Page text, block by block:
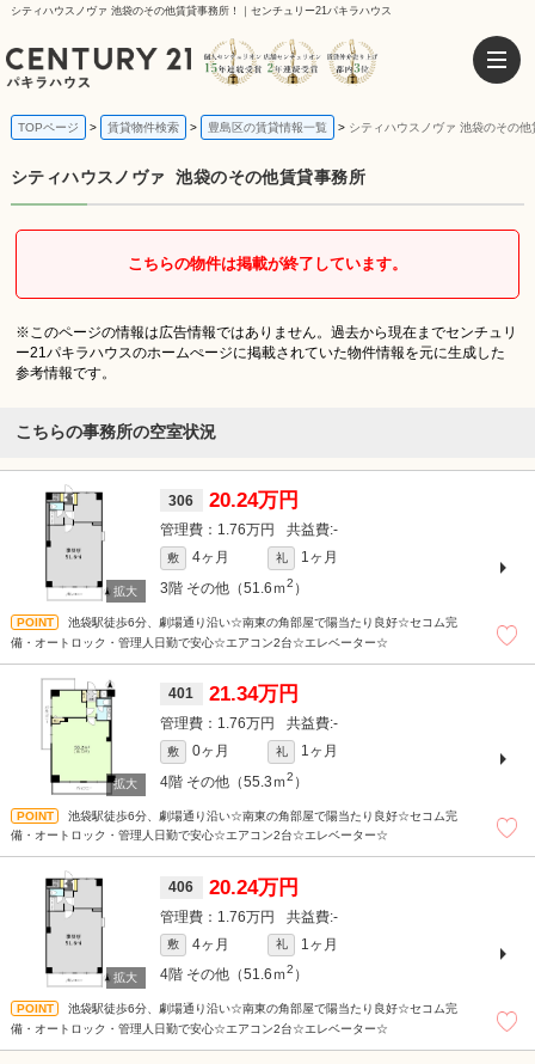
シティハウスノヴァ 池袋のその他賃貸事務所！｜センチュリー21パキラハウス
TOPページ 賃貸物件検索 豊島区の賃貸情報一覧 シティハウスノヴァ 池袋のその他
シティハウスノヴァ 池袋のその他賃貸事務所
こちらの物件は掲載が終了しています。
※このページの情報は広告情報ではありません。過去から現在までセンチュリ
ー21パキラハウスのホームぺージに掲載されていた物件情報を元に生成した
参考情報です。
こちらの事務所の空室状況
306 20.24万円
1.76万円 -
敷 4ヶ月 礼
1ヶ月
3階 その他（51.6ｍ2 ）
池袋駅徒歩6分、劇場通り沿い☆南東の角部屋で陽当たり良好☆セコム完
備・オートロック・管理人日勤で安心☆エアコン2台☆エレベーター☆
401 21.34万円
1.76万円 -
敷 0ヶ月 礼
1ヶ月
4階 その他（55.3ｍ2 ）
池袋駅徒歩6分、劇場通り沿い☆南東の角部屋で陽当たり良好☆セコム完
備・オートロック・管理人日勤で安心☆エアコン2台☆エレベーター☆
406 20.24万円
1.76万円 -
敷 4ヶ月 礼
1ヶ月
4階 その他（51.6ｍ2 ）
池袋駅徒歩6分、劇場通り沿い☆南東の角部屋で陽当たり良好☆セコム完
備・オートロック・管理人日勤で安心☆エアコン2台☆エレベーター☆